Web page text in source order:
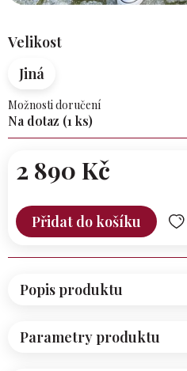
Velikost
Jiná
Možnosti doručení
Na dotaz (1 ks)
2 890 Kč
cena:
Přidat do košíku
Parametry produktu
Popis produktu